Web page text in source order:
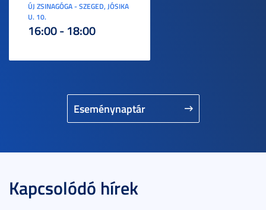
Eseménynaptár
ÚJ ZSINAGÓGA - SZEGED, JÓSIKA
U. 10.
16:00 - 18:00
Kapcsolódó hírek